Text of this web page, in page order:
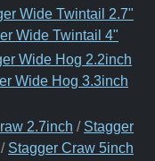
Wide Twintail 2.7"
Wide Twintail 4"
Wide Hog 2.2inch
Wide Hog 3.3inch
2.7inch / Stagger
/ Stagger Craw 5inch